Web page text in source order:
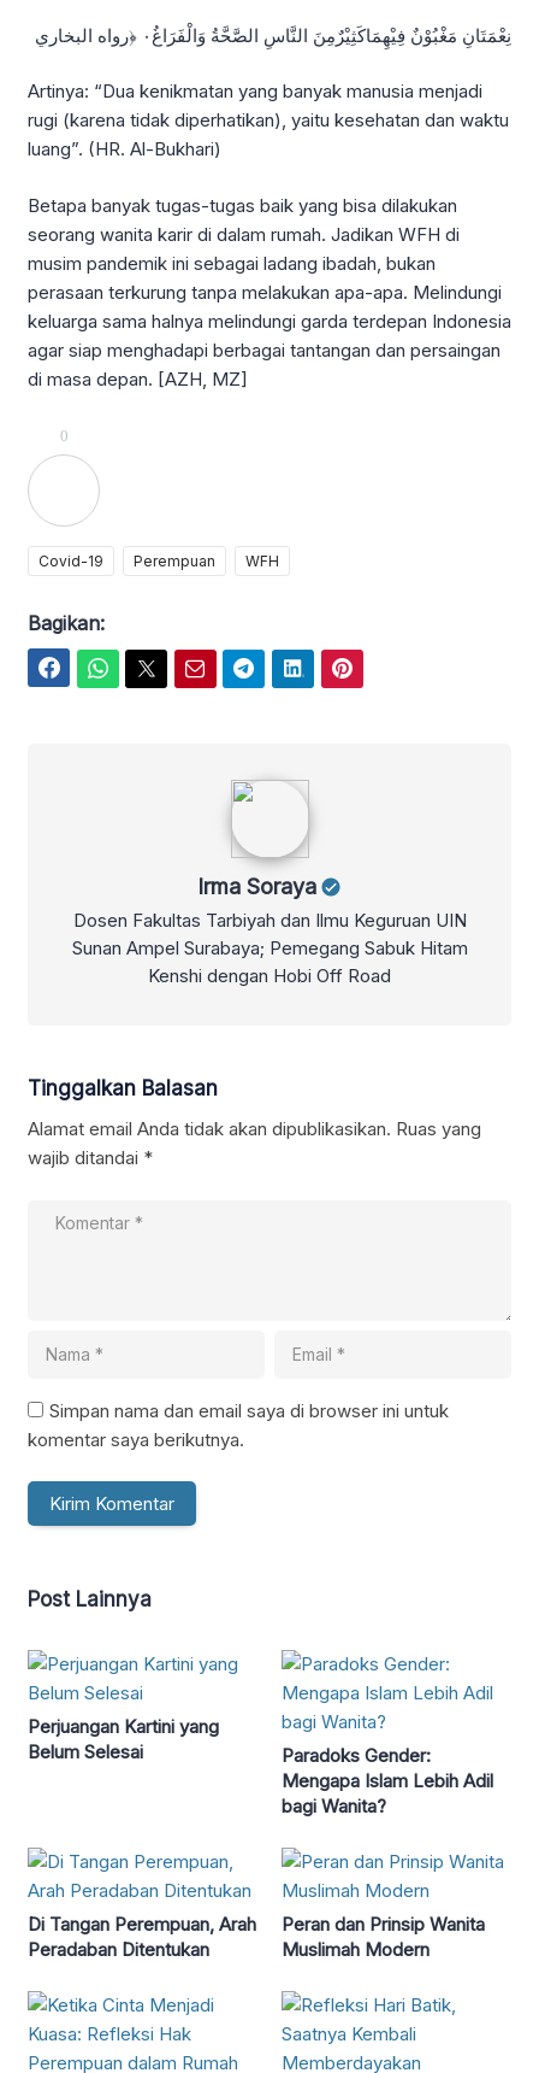
نِعْمَتَانِ مَغْبُوْنٌ فِيْھِمَاكَثِيْرٌمِنَ النَّاسِ الصَّحَّةُ وَالْفَرَاغُ٠ ﴿رواﻩ البخاري
Artinya: “Dua kenikmatan yang banyak manusia menjadi
rugi (karena tidak diperhatikan), yaitu kesehatan dan waktu
luang”. (HR. Al-Bukhari)
Betapa banyak tugas-tugas baik yang bisa dilakukan
seorang wanita karir di dalam rumah. Jadikan WFH di
musim pandemik ini sebagai ladang ibadah, bukan
perasaan terkurung tanpa melakukan apa-apa. Melindungi
keluarga sama halnya melindungi garda terdepan Indonesia
agar siap menghadapi berbagai tantangan dan persaingan
di masa depan. [AZH, MZ]
0
Covid-19 Perempuan WFH
Bagikan:
Irma Soraya
Dosen Fakultas Tarbiyah dan Ilmu Keguruan UIN
Sunan Ampel Surabaya; Pemegang Sabuk Hitam
Kenshi dengan Hobi Off Road
Tinggalkan Balasan
Alamat email Anda tidak akan dipublikasikan. Ruas yang
wajib ditandai *
Simpan nama dan email saya di browser ini untuk
komentar saya berikutnya.
Post Lainnya
Perjuangan Kartini yang
Belum Selesai
Paradoks Gender:
Mengapa Islam Lebih Adil
bagi Wanita?
Di Tangan Perempuan, Arah
Peradaban Ditentukan
Peran dan Prinsip Wanita
Muslimah Modern